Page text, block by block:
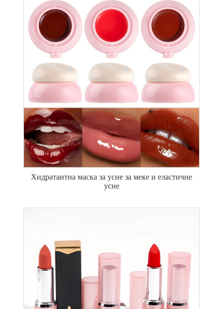
Хидратантна маска за усне за меке и еластичне
усне